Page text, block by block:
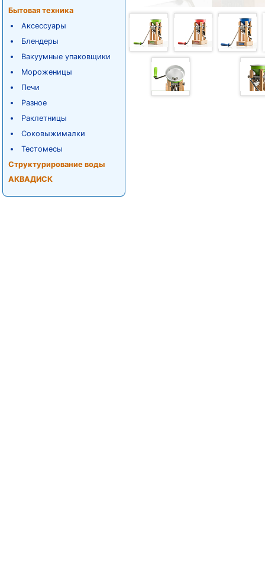
Бытовая техника
Аксессуары
Блендеры
Вакуумные упаковщики
Мороженицы
Печи
Разное
Раклетницы
Соковыжималки
Тестомесы
Структурирование воды
АКВАДИСК